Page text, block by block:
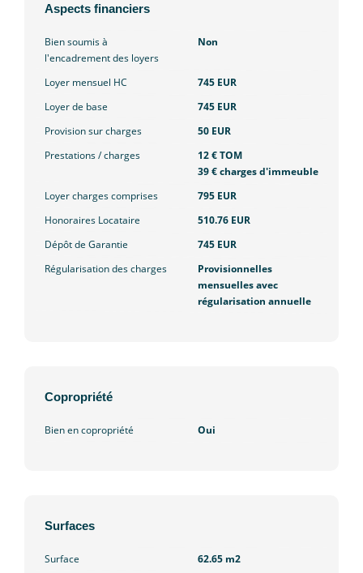
Aspects financiers
Bien soumis à
l'encadrement des loyers
Non
Loyer mensuel HC
745 EUR
Loyer de base
745 EUR
Provision sur charges
50 EUR
Prestations / charges
12 € TOM
39 € charges d'immeuble
Loyer charges comprises
795 EUR
Honoraires Locataire
510.76 EUR
Dépôt de Garantie
745 EUR
Régularisation des charges
Provisionnelles
mensuelles avec
régularisation annuelle
Copropriété
Bien en copropriété Oui
Surfaces
Surface 62.65 m2